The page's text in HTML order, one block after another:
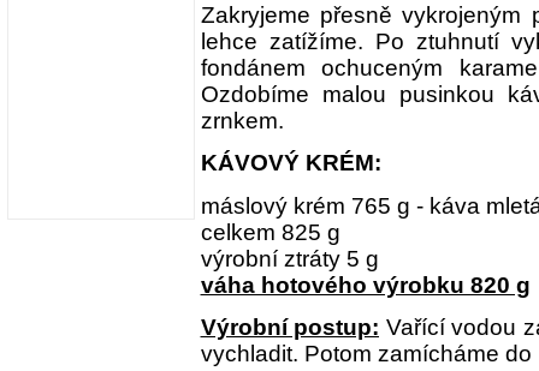
Zakryjeme přesně vykrojeným
lehce zatížíme. Po ztuhnutí
fondánem ochuceným
Ozdobíme malou pusinkou
zrnkem.
KÁVOVÝ KRÉM:
máslový krém 765 g - káva
celkem 825 g
výrobní ztráty 5 g
váha hotového výrobku 820 g
Výrobní postup: Vařící vodou
vychladit. Potom zamícháme